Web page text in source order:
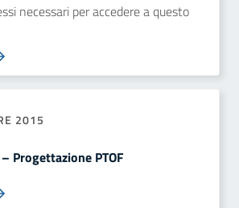
necessari per accedere a questo
2015
Progettazione PTOF